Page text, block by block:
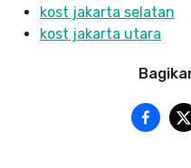
kost jakarta selatan
kost jakarta utara